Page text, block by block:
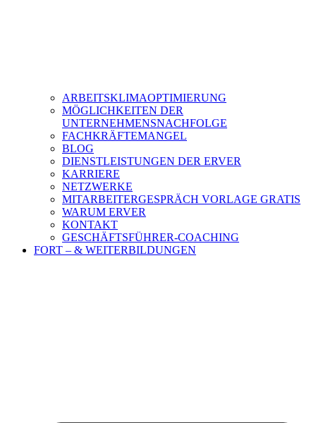
ARBEITSKLIMAOPTIMIERUNG
MÖGLICHKEITEN DER
UNTERNEHMENSNACHFOLGE
FACHKRÄFTEMANGEL
BLOG
DIENSTLEISTUNGEN DER ERVER
KARRIERE
NETZWERKE
MITARBEITERGESPRÄCH VORLAGE GRATIS
WARUM ERVER
KONTAKT
GESCHÄFTSFÜHRER-COACHING
FORT – & WEITERBILDUNGEN